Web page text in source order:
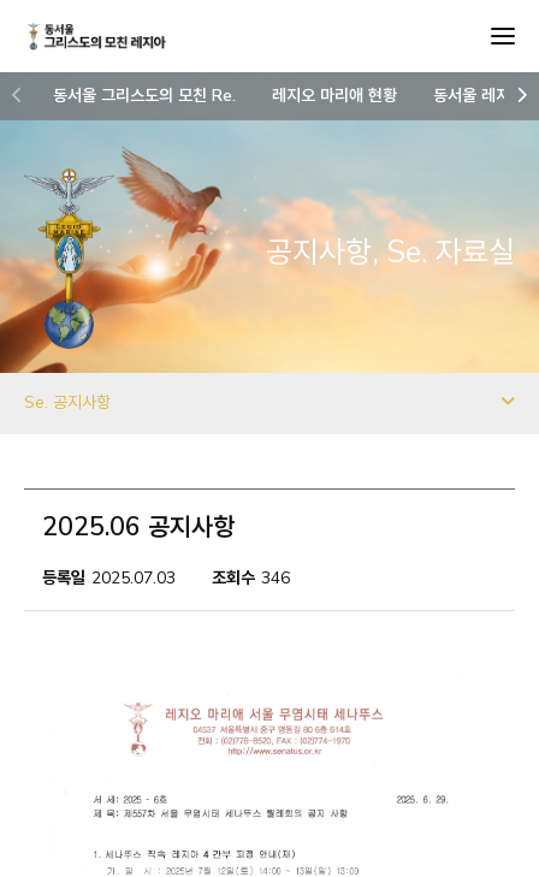
동서울 그리스도의 모친 Re. 레지오 마리애 현황 동서울 레지아
공지사항, Se. 자료실
Se. 공지사항
2025.06 공지사항
등록일 2025.07.03 조회수 346